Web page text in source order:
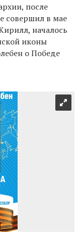
после
совершил в мае
началось
иконы
о Победе